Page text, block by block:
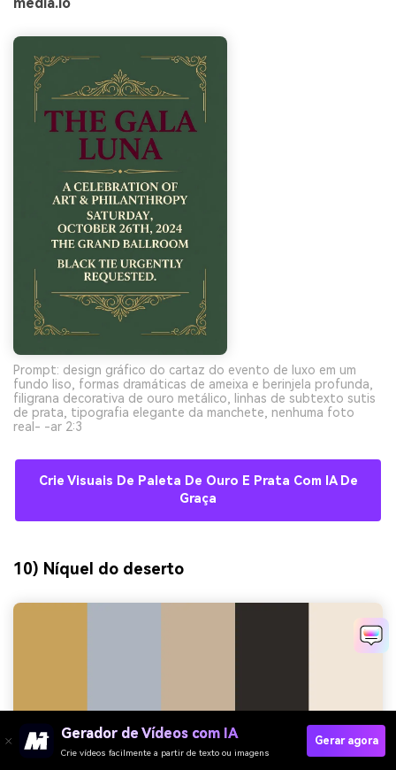
Prompt: design gráfico do cartaz do evento de luxo em um
fundo liso, formas dramáticas de ameixa e berinjela profunda,
filigrana decorativa de ouro metálico, linhas de subtexto sutis
de prata, tipografia elegante da manchete, nenhuma foto
real- -ar 2:3
Crie Visuais De Paleta De Ouro E Prata Com IA De
Graça
10) Níquel do deserto
Gerador de Vídeos com IA
Crie vídeos facilmente a partir de texto ou imagens
Gerar agora